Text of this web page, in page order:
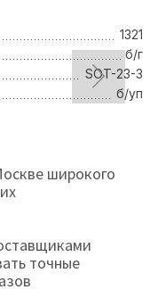
1321
б/г
SOT-23-3
б/уп
широкого
точные